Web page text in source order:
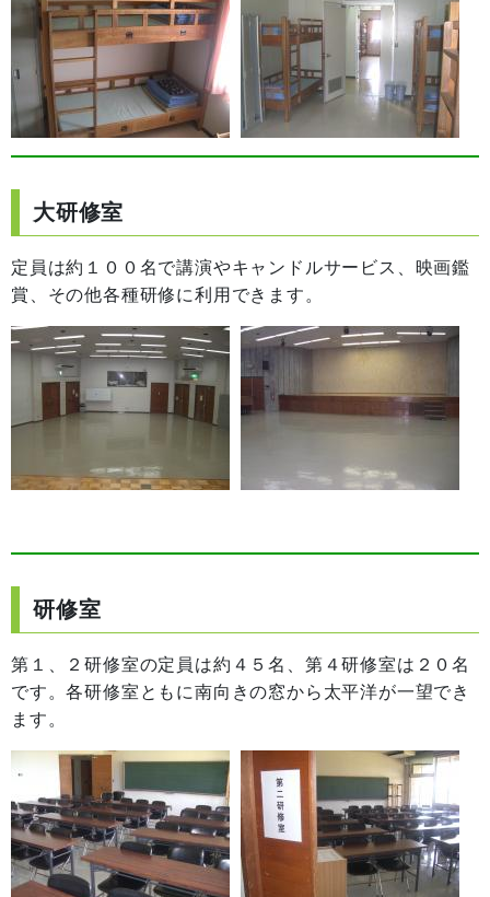
大研修室
定員は約１００名で講演やキャンドルサービス、映画鑑
賞、その他各種研修に利用できます。
研修室
第１、２研修室の定員は約４５名、第４研修室は２０名
です。各研修室ともに南向きの窓から太平洋が一望でき
ます。